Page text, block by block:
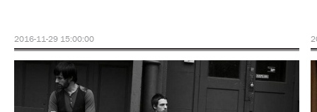
2016-11-29 15:00:00